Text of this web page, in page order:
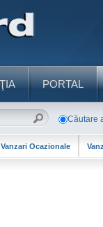
PORTAL
Căutare
Vanzari Ocazionale